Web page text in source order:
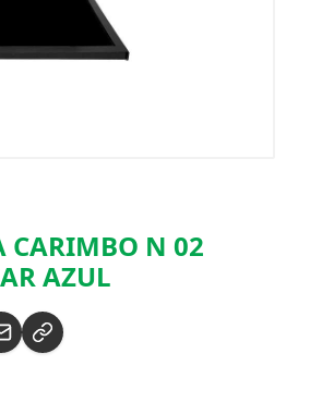
CARIMBO N 02
AZUL